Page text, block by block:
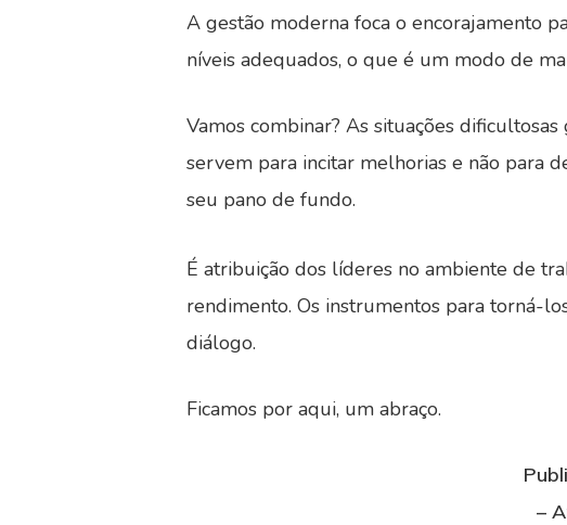
A gestão moderna foca o encorajamento
níveis adequados, o que é um modo de
Vamos combinar? As situações
servem para incitar melhorias e não para
seu pano de fundo.
É atribuição dos líderes no ambiente de
rendimento. Os instrumentos para torná-
diálogo.
Ficamos por aqui, um abraço.
–